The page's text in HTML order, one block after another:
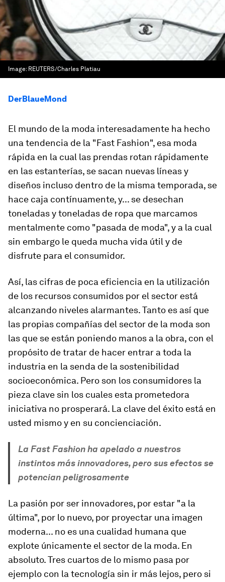
Image: REUTERS/Charles Platiau
DerBlaueMond
El mundo de la moda interesadamente ha hecho
una tendencia de la "Fast Fashion", esa moda
rápida en la cual las prendas rotan rápidamente
en las estanterías, se sacan nuevas líneas y
diseños incluso dentro de la misma temporada, se
hace caja contínuamente, y... se desechan
toneladas y toneladas de ropa que marcamos
mentalmente como "pasada de moda", y a la cual
sin embargo le queda mucha vida útil y de
disfrute para el consumidor.
Así, las cifras de poca eficiencia en la utilización
de los recursos consumidos por el sector está
alcanzando niveles alarmantes. Tanto es así que
las propias compañías del sector de la moda son
las que se están poniendo manos a la obra, con el
propósito de tratar de hacer entrar a toda la
industria en la senda de la sostenibilidad
socioeconómica. Pero son los consumidores la
pieza clave sin los cuales esta prometedora
iniciativa no prosperará. La clave del éxito está en
usted mismo y en su concienciación.
La Fast Fashion ha apelado a nuestros
instintos más innovadores, pero sus efectos se
potencian peligrosamente
La pasión por ser innovadores, por estar "a la
última", por lo nuevo, por proyectar una imagen
moderna... no es una cualidad humana que
explote únicamente el sector de la moda. En
absoluto. Tres cuartos de lo mismo pasa por
ejemplo con la tecnología sin ir más lejos, pero si